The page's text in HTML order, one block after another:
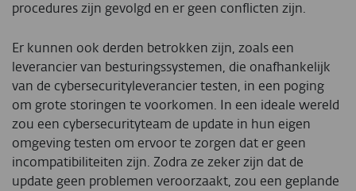
procedures zijn gevolgd en er geen conflicten zijn.
Er kunnen ook derden betrokken zijn, zoals een
leverancier van besturingssystemen, die onafhankelijk
van de cybersecurityleverancier testen, in een poging
om grote storingen te voorkomen. In een ideale wereld
zou een cybersecurityteam de update in hun eigen
omgeving testen om ervoor te zorgen dat er geen
incompatibiliteiten zijn. Zodra ze zeker zijn dat de
update geen problemen veroorzaakt, zou een geplande